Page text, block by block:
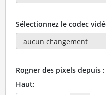
Sélectionnez le codec
Rogner des pixels depuis :
Haut: